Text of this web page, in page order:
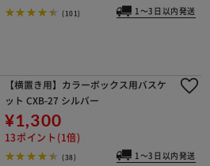
(101) 1～3日以内発送
【横置き用】カラーボックス用バスケ
ット CXB-27 シルバー
¥1,300
13ポイント(1倍)
(38) 1～3日以内発送